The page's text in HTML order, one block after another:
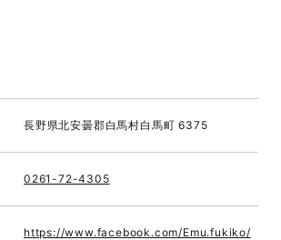
長野県北安曇郡白馬村白馬町 6375
0261-72-4305
https://www.facebook.com/Emu.fukiko/